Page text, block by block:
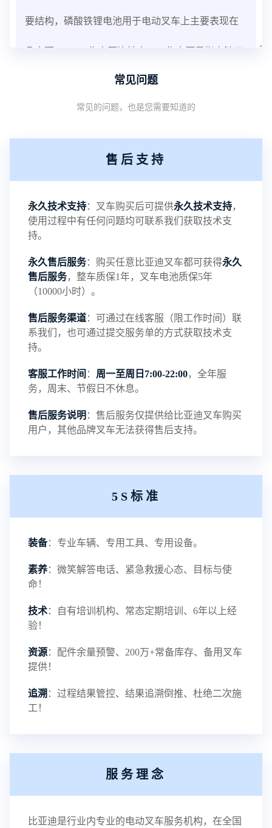
要结构，磷酸铁锂电池用于电动叉车上主要表现在
常工作所需的电压，提高工作电压，可以增加电池
的稳定性能，但会改变电池的化学介质导致电池发
具稳定性。2、比能量大。比能量是指电池单位质量
或单位体积所能输出的电能，磷酸铁锂电池的质量
比能量为120Wh/kg，；而体积比能量为200Wh/L，
两种比能量都差不多是铅酸电池的3倍左右。从这也
···
磷酸铁锂电池介绍 NEW
电瓶叉车-叉车百科 NEW
常见问题
常见的问题，也是您需要知道的
售后支持
永久技术支持：叉车购买后可提供永久技术支持，
使用过程中有任何问题均可联系我们获取技术支
持。
永久售后服务：购买任意比亚迪叉车都可获得永久
售后服务，整车质保1年，叉车电池质保5年
（10000小时）。
售后服务渠道：可通过在线客服（限工作时间）联
系我们，也可通过提交服务单的方式获取技术支
持。
客服工作时间 ： 周一至周日7:00-22:00，全年服
务，周末、节假日不休息。
售后服务说明 ：售后服务仅提供给比亚迪叉车购买
用户，其他品牌叉车无法获得售后支持。
5S标准
装备：专业车辆、专用工具、专用设备。
素养：微笑解答电话、紧急救援心态、目标与使
命！
技术：自有培训机构、常态定期培训、6年以上经
验！
资源：配件余量预警、200万+常备库存、备用叉车
提供！
追溯 ：过程结果管控、结果追溯倒推、杜绝二次施
工！
服务理念
比亚迪是行业内专业的电动叉车服务机构，在全国